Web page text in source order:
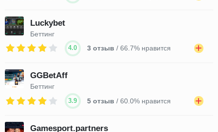
Luckybet
Беттинг
4.0 3 отзыв / 66.7% нравится
GGBetAff
Беттинг
3.9 5 отзыв / 60.0% нравится
Gamesport.partners